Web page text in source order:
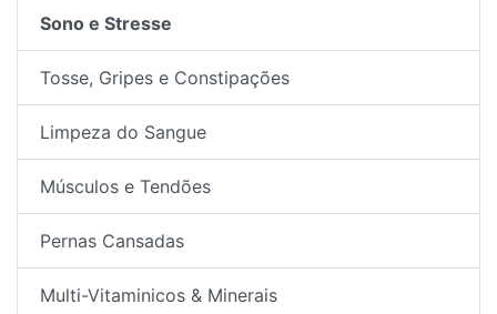
Sono e Stresse
Tosse, Gripes e Constipações
Limpeza do Sangue
Músculos e Tendões
Pernas Cansadas
Multi-Vitaminicos & Minerais